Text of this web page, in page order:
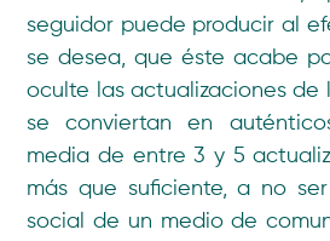
seguidor puede producir al
se desea, que éste acabe
oculte las actualizaciones de
se conviertan en
media de entre 3 y 5
más que suficiente, a no
social de un medio de